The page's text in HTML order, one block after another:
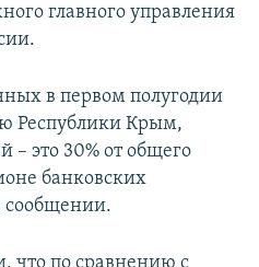
главного управления
в первом полугодии
Республики Крым,
– это 30% от общего
банковских
сообщении.